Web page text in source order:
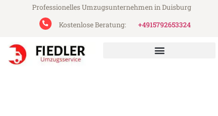
Professionelles Umzugsunternehmen in Duisburg
Kostenlose Beratung:
+4915792653324